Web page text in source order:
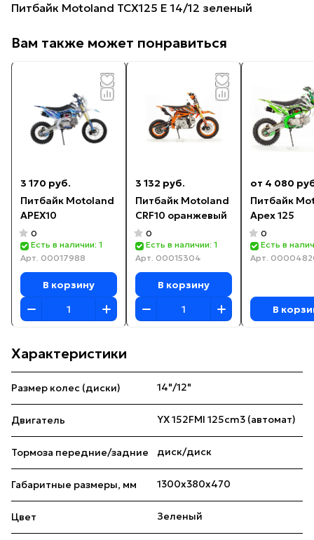
Питбайк Motoland TCX125 E 14/12 зеленый
Вам также может понравиться
3 170 руб.
Питбайк Motoland
APEX10
0
Есть в наличии: 1
Арт. 00017988
В корзину
3 132 руб.
Питбайк Motoland
CRF10 оранжевый
0
Есть в наличии: 1
Арт. 00015304
В корзину
от 4 080
Питбайк
Apex 125
0
Есть в
Арт.
В
Характеристики
Размер колес (диски) 14"/12"
Двигатель YX 152FMI 125cm3 (автомат)
Тормоза передние/задние диск/диск
Габаритные размеры, мм 1300х380х470
Цвет Зеленый